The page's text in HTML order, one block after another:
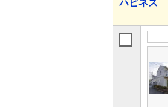
ハピネス